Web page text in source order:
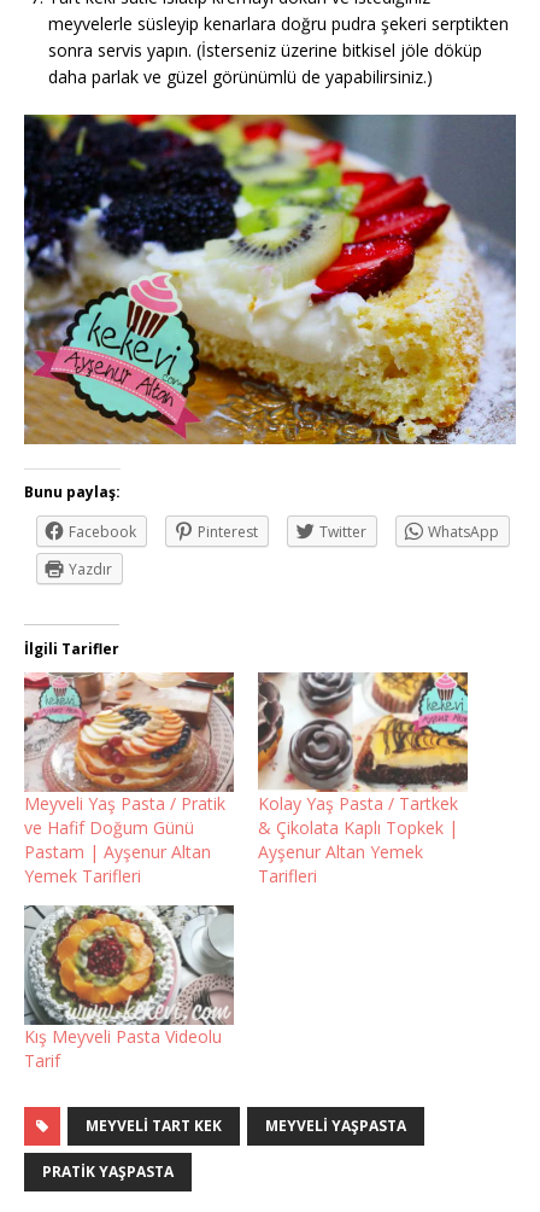
meyvelerle süsleyip kenarlara doğru pudra şekeri serptikten
sonra servis yapın. (İsterseniz üzerine bitkisel jöle döküp
daha parlak ve güzel görünümlü de yapabilirsiniz.)
Bunu paylaş:
Facebook
Pinterest Twitter
WhatsApp
Yazdır
İlgili Tarifler
Meyveli Yaş Pasta / Pratik
ve Hafif Doğum Günü
Pastam | Ayşenur Altan
Yemek Tarifleri
Kolay Yaş Pasta / Tartkek
& Çikolata Kaplı Topkek |
Ayşenur Altan Yemek
Tarifleri
Kış Meyveli Pasta Videolu
Tarif
MEYVELI TART KEK MEYVELI YAŞPASTA
PRATIK YAŞPASTA